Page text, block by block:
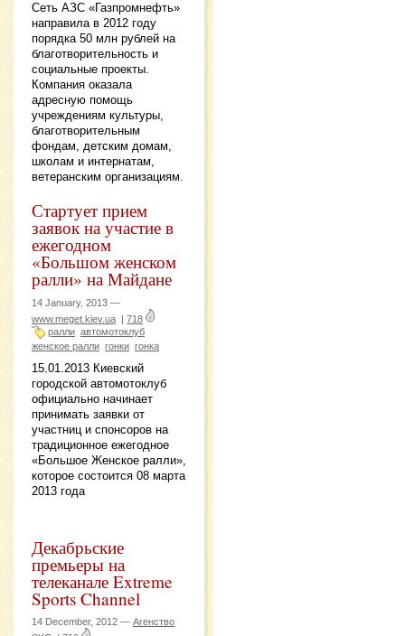
Сеть АЗС «Газпромнефть»
направила в 2012 году
порядка 50 млн рублей на
благотворительность и
социальные проекты.
Компания оказала
адресную помощь
учреждениям культуры,
благотворительным
фондам, детским домам,
школам и интернатам,
ветеранским организациям.
Стартует прием
заявок на участие в
ежегодном
«Большом женском
ралли» на Майдане
14 January, 2013 —
www.meget.kiev.ua | 718
ралли автомотоклуб
женское ралли гонки гонка
15.01.2013 Киевский
городской автомотоклуб
официально начинает
принимать заявки от
участниц и спонсоров на
традиционное ежегодное
«Большое Женское ралли»,
которое состоится 08 марта
2013 года
Декабрьские
премьеры на
телеканале Extreme
Sports Channel
14 December, 2012 — Агенство